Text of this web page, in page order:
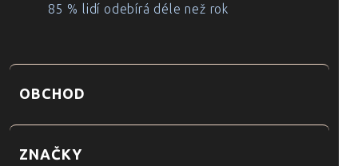
85 % lidí odebírá déle než rok
OBCHOD
ZNAČKY